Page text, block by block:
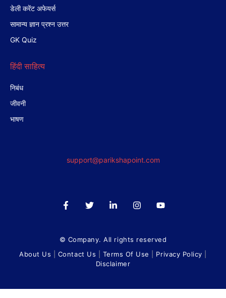
डेली करेंट अफेयर्स
सामान्य ज्ञान प्रश्न उत्तर
GK Quiz
हिंदी साहित्य
निबंध
जीवनी
भाषण
support@parikshapoint.com
© Company. All rights reserved
About Us
Contact Us Terms Of Use Privacy Policy
Disclaimer